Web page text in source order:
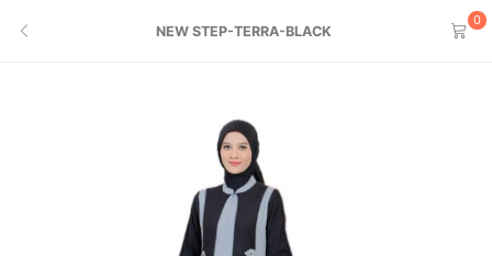
NEW STEP-TERRA-BLACK
0